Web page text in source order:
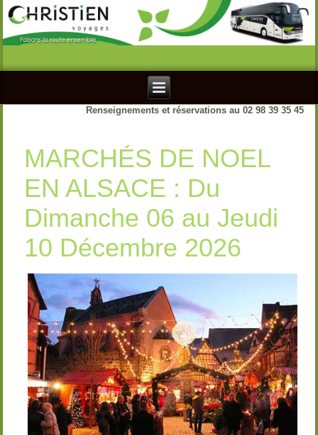
Renseignements et réservations au 02 98 39 35 45
MARCHÉS DE NOEL
EN ALSACE : Du
Dimanche 06 au Jeudi
10 Décembre 2026